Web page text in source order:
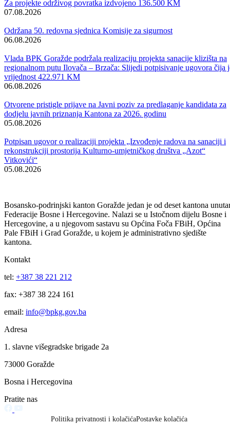
Nela Čarapić posjetila je JU Zavod za javno zdravstvo BPK-a
Goražde, gdje je sa direktoricom zavoda Medinom Bičo razgovarala
Bosanskopodrinjskog kantona.
provođenjem obaveznih imunizacija, Zaštita i unaprjeđenje zdravlja
djece u obrazovnim ustanovama na području BPK-a, Analiza
zdravstvenog stanja stanovništva i rada zdravstvenih ustanova u
godini, te Uspostava sistema upravljanja kvalitetom laboratorija za
Razgovarano je i o nastavku saradnje resornog ministarstva i Zavoda,
te je istaknuto da će zbog teške finansijske situacije u Budžetu
dodatni napori za iznalaženje sredstva za realizaciju projekata u
zdravstvene zaštite stanovništva na području BPK-a.
Galerija